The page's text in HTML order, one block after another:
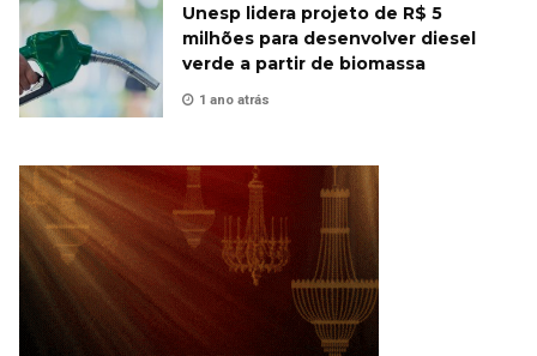
Unesp lidera projeto de R$ 5
milhões para desenvolver diesel
verde a partir de biomassa
1 ano atrás